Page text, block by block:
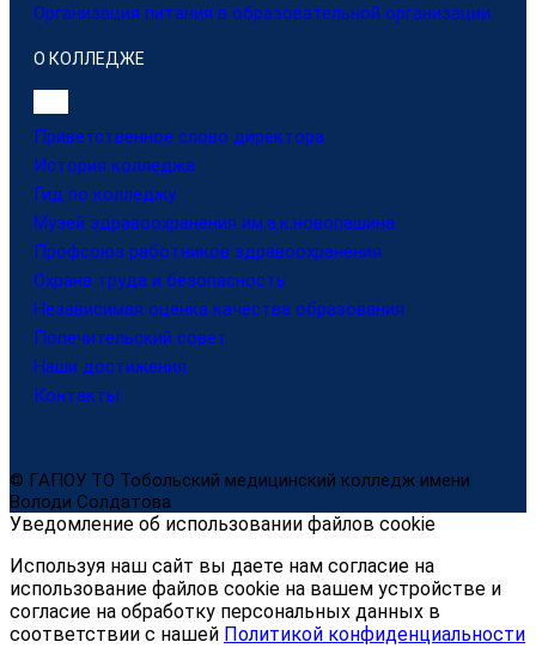
Организация питания в образовательной организации
О КОЛЛЕДЖЕ
Приветственное слово директора
История колледжа
Гид по колледжу
Музей здравоохранения им.а.к.новопашина
Профсоюз работников здравоохранения
Охрана труда и безопасность
Независимая оценка качества образования
Попечительский совет
Наши достижения
Контакты
© ГАПОУ ТО Тобольский медицинский колледж имени
Володи Солдатова
Уведомление об использовании файлов cookie
Используя наш сайт вы даете нам согласие на
использование файлов cookie на вашем устройстве и
согласие на обработку персональных данных в
соответствии с нашей Политикой конфиденциальности